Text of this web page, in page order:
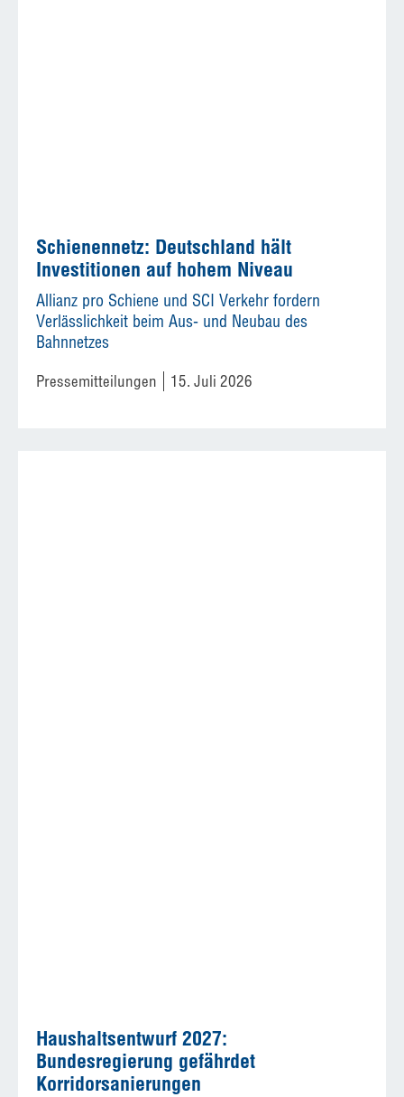
Schienennetz: Deutschland hält
Investitionen auf hohem Niveau
Allianz pro Schiene und SCI Verkehr fordern
Verlässlichkeit beim Aus- und Neubau des
Bahnnetzes
Pressemitteilungen 15. Juli 2026
Haushaltsentwurf 2027:
Bundesregierung gefährdet
Korridorsanierungen